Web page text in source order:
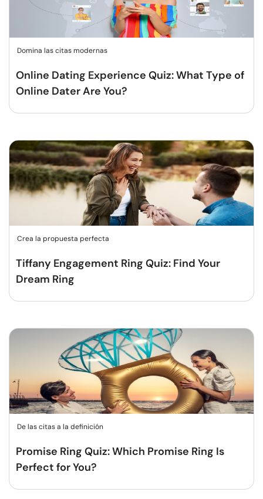
Domina las citas modernas
Online Dating Experience Quiz: What Type of
Online Dater Are You?
Crea la propuesta perfecta
Tiffany Engagement Ring Quiz: Find Your
Dream Ring
De las citas a la definición
Promise Ring Quiz: Which Promise Ring Is
Perfect for You?